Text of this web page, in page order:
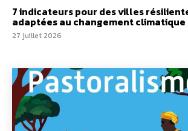
7 indicateurs pour des villes
adaptées au changement climatique
27 juillet 2026